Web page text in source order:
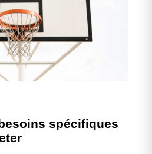
spécifiques